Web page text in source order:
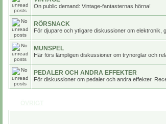
On public demand: Vintage-fantasternas hörna!
RÖRSNACK
För djupare och ytligare diskussioner om elektronik,
MUNSPEL
Här förs lämpligen diskussioner om trynorglar och
PEDALER OCH ANDRA EFFEKTER
För diskussioner om pedaler och andra effekter.